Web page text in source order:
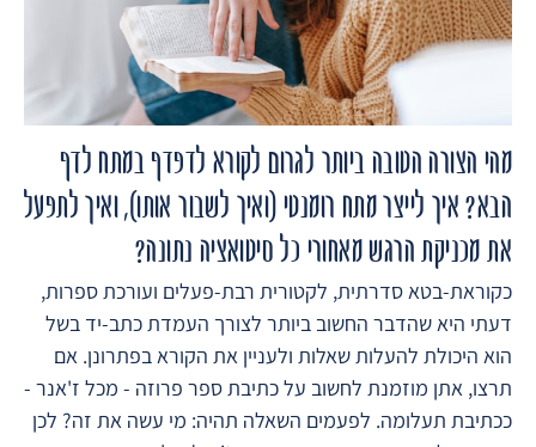
מהי הצורה הטובה ביותר לגרום לקורא לדפדף במתח לדף
הבא? איך לייצר מתח רומנטי (ואיך לשבור אותו), ואיך לתפעל
את מכניקת הרגש מאחורי כל סיטואציה נתונה?
כקוראת-בטא סדרתית, לקטורית רבת-פעלים ועורכת ספרות,
דעתי היא שהדבר החשוב ביותר לצורך העמדת כתב-יד בשל
הוא היכולת להעלות שאלות ולעניין את הקורא בפתרונן. אם
תרצו, אתן מוזמנת לחשוב על כתיבת ספר פרוזה - מכל ז'אנר -
ככתיבת תעלומה. לפעמים השאלה תהיה: מי עשה את זה? לכן